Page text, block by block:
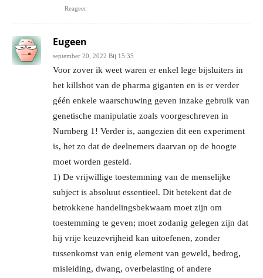
Reageer
Eugeen
september 20, 2022 Bij 15:35
Voor zover ik weet waren er enkel lege bijsluiters in
het killshot van de pharma giganten en is er verder
géén enkele waarschuwing geven inzake gebruik van
genetische manipulatie zoals voorgeschreven in
Nurnberg 1! Verder is, aangezien dit een experiment
is, het zo dat de deelnemers daarvan op de hoogte
moet worden gesteld.
1) De vrijwillige toestemming van de menselijke
subject is absoluut essentieel. Dit betekent dat de
betrokkene handelingsbekwaam moet zijn om
toestemming te geven; moet zodanig gelegen zijn dat
hij vrije keuzevrijheid kan uitoefenen, zonder
tussenkomst van enig element van geweld, bedrog,
misleiding, dwang, overbelasting of andere